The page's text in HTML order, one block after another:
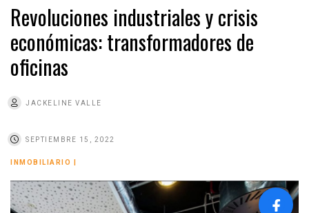
Revoluciones industriales y crisis
económicas: transformadores de
oficinas
JACKELINE VALLE
SEPTIEMBRE 15, 2022
INMOBILIARIO